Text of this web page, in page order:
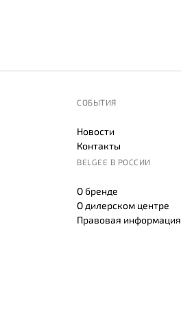
СОБЫТИЯ
Новости
Контакты
BELGEE В РОССИИ
О бренде
О дилерском центре
Правовая информация